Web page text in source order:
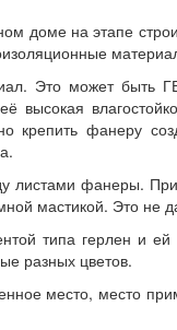
доме на этапе
Это может быть
крепить фанеру
листами фанеры.
мастикой. Это
типа герлен и
разных цветов.
место, место